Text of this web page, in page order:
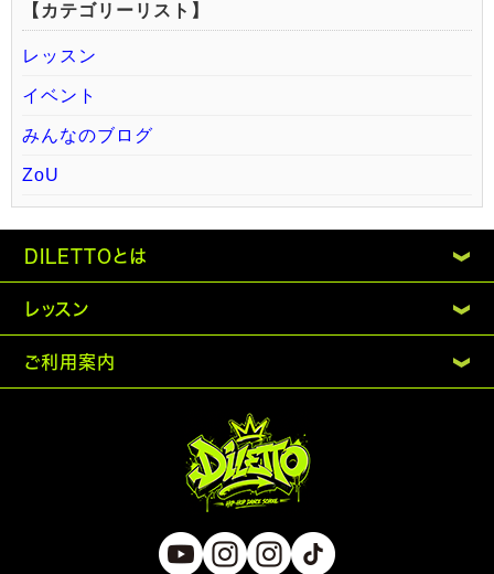
【カテゴリーリスト】
レッスン
イベント
みんなのブログ
ZoU
DILETTOとは
レッスン
ご利用案内